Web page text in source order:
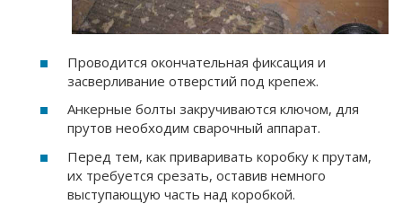
Проводится окончательная фиксация и
засверливание отверстий под крепеж.
Анкерные болты закручиваются ключом, для
прутов необходим сварочный аппарат.
Перед тем, как приваривать коробку к прутам,
их требуется срезать, оставив немного
выступающую часть над коробкой.